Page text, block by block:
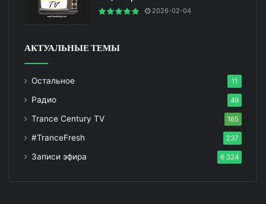
2026-02-04
АКТУАЛЬНЫЕ ТЕМЫ
Остальное 11
Радио 49
Trance Century TV 165
#TranceFresh 237
Записи эфира 6 324